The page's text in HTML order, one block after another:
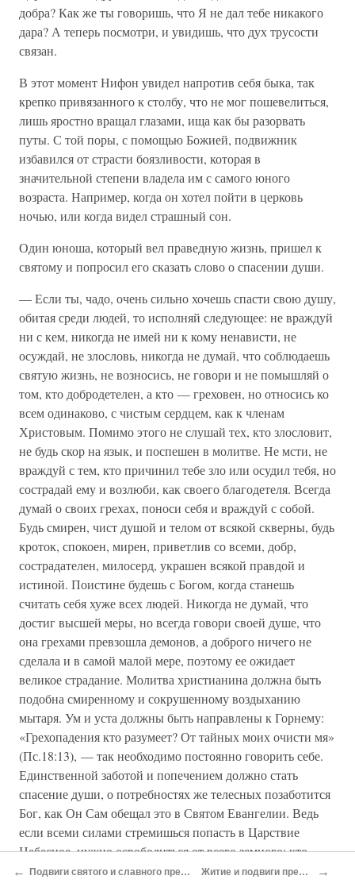
добра? Как же ты говоришь, что Я не дал тебе никакого
дара? А теперь посмотри, и увидишь, что дух трусости
связан.
В этот момент Нифон увидел напротив себя быка, так
крепко привязанного к столбу, что не мог пошевелиться,
лишь яростно вращал глазами, ища как бы разорвать
путы. С той поры, с помощью Божией, подвижник
избавился от страсти боязливости, которая в
значительной степени владела им с самого юного
возраста. Например, когда он хотел пойти в церковь
ночью, или когда видел страшный сон.
Один юноша, который вел праведную жизнь, пришел к
святому и попросил его сказать слово о спасении души.
— Если ты, чадо, очень сильно хочешь спасти свою душу,
обитая среди людей, то исполняй следующее: не враждуй
ни с кем, никогда не имей ни к кому ненависти, не
осуждай, не злословь, никогда не думай, что соблюдаешь
святую жизнь, не возносись, не говори и не помышляй о
том, кто добродетелен, а кто — греховен, но относись ко
всем одинаково, с чистым сердцем, как к членам
Христовым. Помимо этого не слушай тех, кто злословит,
не будь скор на язык, и поспешен в молитве. Не мсти, не
враждуй с тем, кто причинил тебе зло или осудил тебя, но
сострадай ему и возлюби, как своего благодетеля. Всегда
думай о своих грехах, поноси себя и враждуй с собой.
Будь смирен, чист душой и телом от всякой скверны, будь
кроток, спокоен, мирен, приветлив со всеми, добр,
сострадателен, милосерд, украшен всякой правдой и
истиной. Поистине будешь с Богом, когда станешь
считать себя хуже всех людей. Никогда не думай, что
достиг высшей меры, но всегда говори своей душе, что
она грехами превзошла демонов, а доброго ничего не
сделала и в самой малой мере, поэтому ее ожидает
великое страдание. Молитва христианина должна быть
подобна смиренному и сокрушенному воздыханию
мытаря. Ум и уста должны быть направлены к Горнему:
«Грехопадения кто разумеет? От тайных моих очисти мя»
(Пс.18:13), — так необходимо постоянно говорить себе.
Единственной заботой и попечением должно стать
спасение души, о потребностях же телесных позаботится
Бог, как Он Сам обещал это в Святом Евангелии. Ведь
если всеми силами стремишься попасть в Царствие
Небесное, нужно освободиться от всего земного: кто
плывет с большим грузом, быстро утонет. Все телесные
← Подвиги святого и славного преподобномученика Пафнутия египтянина, отшельника, и иже с ним пострадавших 540 мучеников в 303 году Житие и подвиги преподобной матери нашей и учителя Синклитикии, подвизавшейся в IV веке →